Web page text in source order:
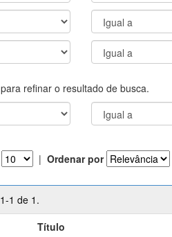
refinar o resultado de busca.
| Ordenar por
1 de 1.
Título